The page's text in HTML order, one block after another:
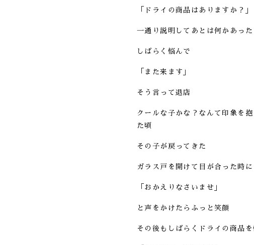
「ドライの商品はありますか？」
一通り説明してあとは何かあっ
しばらく悩んで
「また来ます」
そう言って退店
クールな子かな？なんて印象を
た頃
その子が戻ってきた
ガラス戸を開けて目が合った時に
「おかえりなさいませ」
と声をかけたらふっと笑顔
その後もしばらくドライの商品を